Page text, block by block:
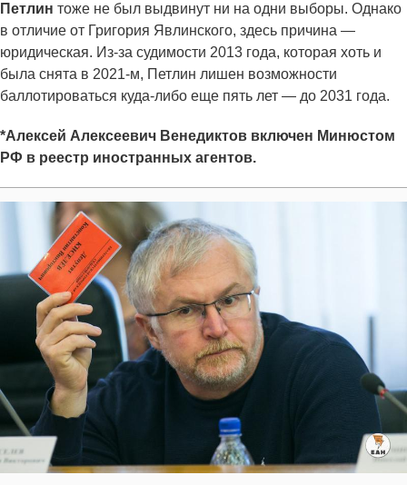
Петлин тоже не был выдвинут ни на одни выборы. Однако
в отличие от Григория Явлинского, здесь причина —
юридическая. Из-за судимости 2013 года, которая хоть и
была снята в 2021-м, Петлин лишен возможности
баллотироваться куда-либо еще пять лет — до 2031 года.
*Алексей Алексеевич Венедиктов включен Минюстом
РФ в реестр иностранных агентов.